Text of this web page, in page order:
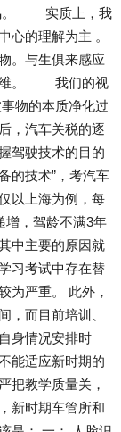
鸣。 实质上，我
心的理解为主 。
。与生俱来感应
维。 我们的视
物的本质净化过
，汽车关税的逐
驾驶技术的目的
的技术”，考汽车
以上海为例，每
增，驾龄不满3年
中主要的原因就
习考试中存在替
为严重。 此外，
，而目前培训、
身情况安排时
能适应新时期的
把教学质量关，
新时期车管所和